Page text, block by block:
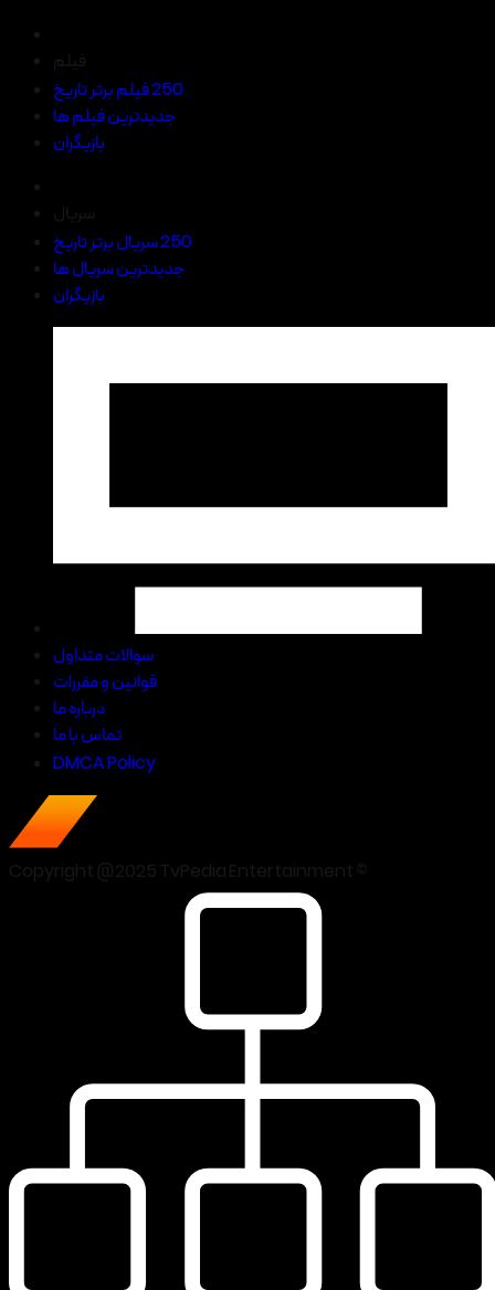
250 فیلم برتر تاریخ
جدیدترین فیلم ها
بازیگران
250 سریال برتر تاریخ
جدیدترین سریال ها
بازیگران
سوالات متداول
قوانین و مقررات
درباره ما
تماس با ما
DMCA Policy